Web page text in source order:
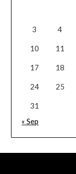
3 4
10 11
17 18
24 25
31
« Sep